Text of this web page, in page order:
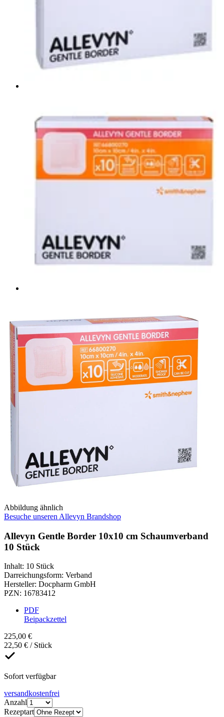
Abbildung ähnlich
Besuche unseren Allevyn Brandshop
Allevyn Gentle Border 10x10 cm Schaumverband
10 Stück
Inhalt: 10 Stück
Darreichungsform: Verband
Hersteller: Docpharm GmbH
PZN: 16783412
PDF
Beipackzettel
225,00 €
22,50 € / Stück
Sofort verfügbar
versandkostenfrei
Anzahl
Rezeptart